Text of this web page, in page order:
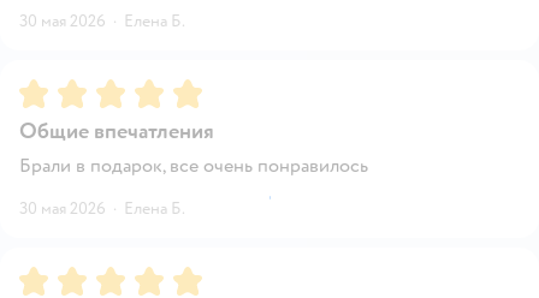
30 мая 2026 · Елена Б.
Рейтинг:5
Общие впечатления
Брали в подарок, все очень понравилось
30 мая 2026 · Елена Б.
Рейтинг:5